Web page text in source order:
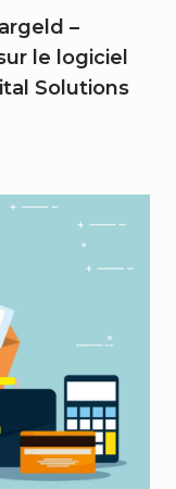
–
le logiciel
Solutions